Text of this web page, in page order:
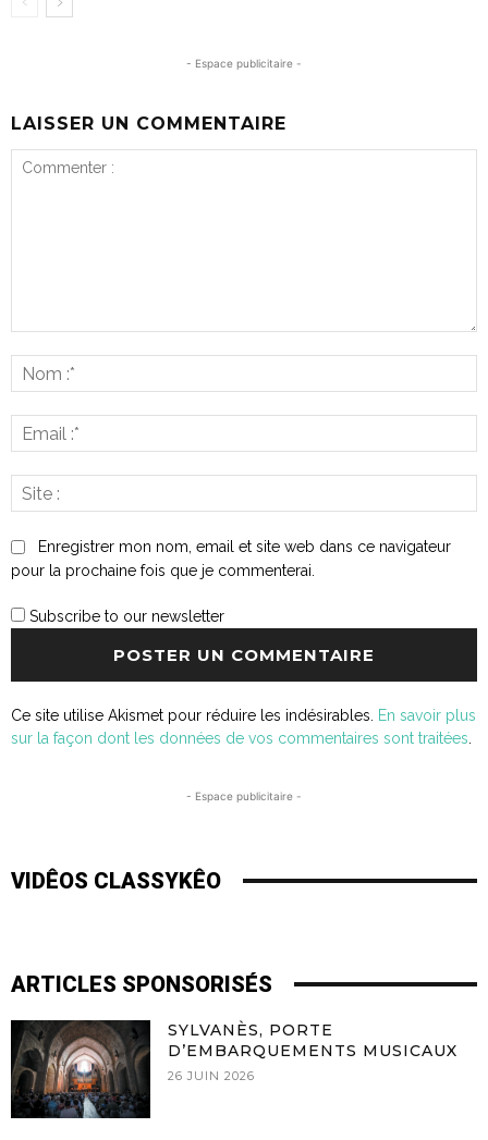
- Espace publicitaire -
LAISSER UN COMMENTAIRE
Enregistrer mon nom, email et site web dans ce navigateur
pour la prochaine fois que je commenterai.
Subscribe to our newsletter
Ce site utilise Akismet pour réduire les indésirables.
En savoir plus
sur la façon dont les données de vos commentaires sont traitées
- Espace publicitaire -
VIDÊOS CLASSYKÊO
ARTICLES SPONSORISÉS
SYLVANÈS, PORTE
D’EMBARQUEMENTS MUSICAUX
26 JUIN 2026